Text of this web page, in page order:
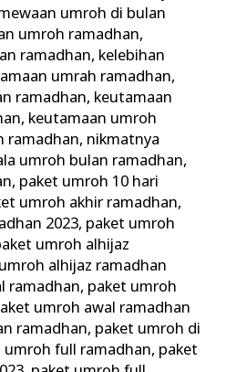
umroh di bulan
umroh ramadhan,
ramadhan, kelebihan
umrah ramadhan,
ramadhan, keutamaan
, keutamaan umroh
ramadhan, nikmatnya
umroh bulan ramadhan,
, paket umroh 10 hari
umroh akhir ramadhan,
2023, paket umroh
umroh alhijaz
alhijaz ramadhan
ramadhan, paket umroh
umroh awal ramadhan
ramadhan, paket umroh di
umroh full ramadhan, paket